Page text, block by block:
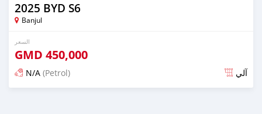
2025 BYD S6
Banjul
السعر
GMD 450,000
N/A (Petrol) آلي